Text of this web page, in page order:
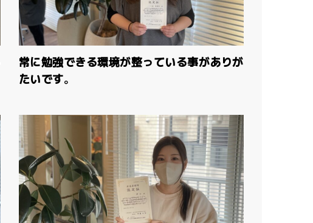
常に勉強できる環境が整っている事がありが
たいです。